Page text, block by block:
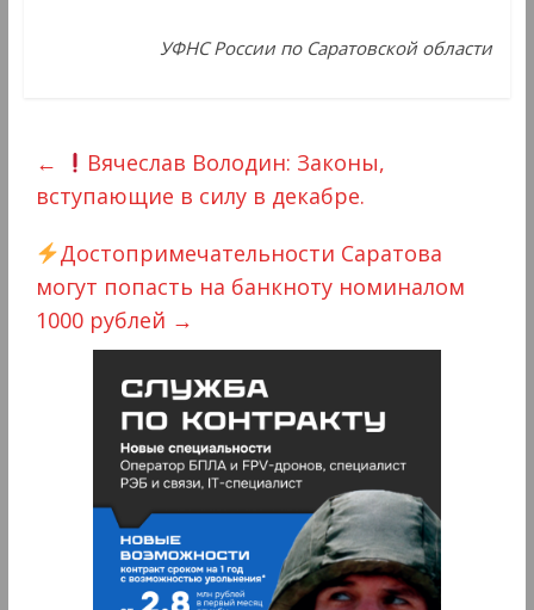
УФНС России по Саратовской области
←
Вячеслав Володин: Законы,
вступающие в силу в декабре.
Достопримечательности Саратова
могут попасть на банкноту номиналом
1000 рублей →